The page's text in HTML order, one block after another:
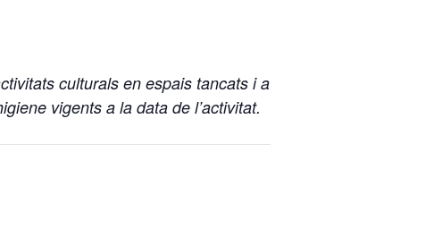
culturals en espais tancats i a
vigents a la data de l’activitat.